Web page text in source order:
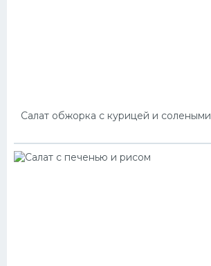
Салат обжорка с курицей и солеными